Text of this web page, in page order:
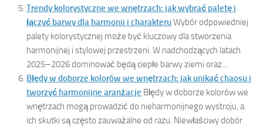
Trendy kolorystyczne we wnętrzach: jak wybrać paletę i
łączyć barwy dla harmonii i charakteruWybór odpowiedniej
palety kolorystycznej może być kluczowy dla stworzenia
harmonijnej i stylowej przestrzeni. W nadchodzących latach
2025–2026 dominować będą ciepłe barwy ziemi oraz...
Błędy w doborze kolorów we wnętrzach: jak unikać chaosu i
tworzyć harmonijne aranżacje Błędy w doborze kolorów we
wnętrzach mogą prowadzić do nieharmonijnego wystroju, a
ich skutki są często zauważalne od razu. Niewłaściwy dobór